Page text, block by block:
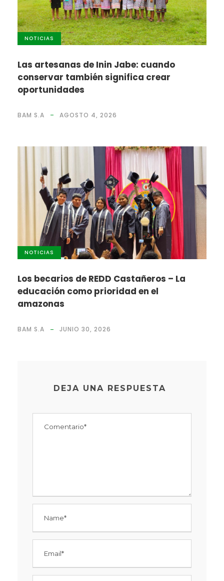
NOTICIAS
Las artesanas de Inin Jabe: cuando
conservar también significa crear
oportunidades
BAM S.A AGOSTO 4, 2026
NOTICIAS
Los becarios de REDD Castañeros – La
educación como prioridad en el
amazonas
BAM S.A JUNIO 30, 2026
DEJA UNA RESPUESTA